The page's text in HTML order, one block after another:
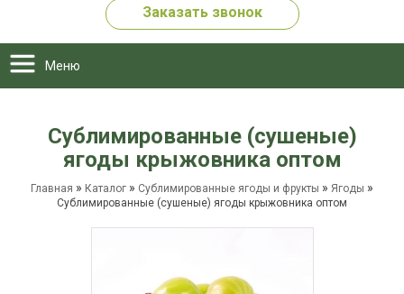
Заказать звонок
Меню
Сублимированные (сушеные)
ягоды крыжовника оптом
Главная » Каталог » Сублимированные ягоды и фрукты » Ягоды »
Сублимированные (сушеные) ягоды крыжовника оптом